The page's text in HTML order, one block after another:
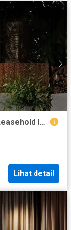
Studio-Type Apartment For 30-Year Leasehold In Seseh, Badung Area
Lihat detail